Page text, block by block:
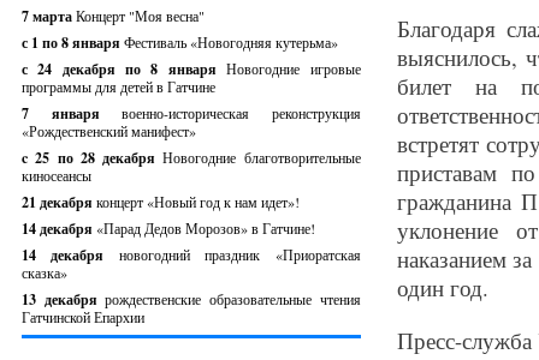
7 мартаКонцерт "Моя весна"
с 1 по 8 января Фестиваль «Новогодняя кутерьма»
с 24 декабря по 8 январяНовогодние игровые
программы для детей в Гатчине
7 январявоенно-историческая реконструкция
«Рождественский манифест»
c 25 по 28 декабряНовогодние благотворительные
киносеансы
21 декабря концерт «Новый год к нам идет»!
14 декабря «Парад Дедов Морозов» в Гатчине!
14 декабря новогодний праздник «Приоратская
сказка»
13 декабрярождественские образовательные чтения
Гатчинской Епархии
Благодаря
выяснилось,
билет на
встретят
приставам
гражданина
уклонение
наказанием
один год.
Пресс-